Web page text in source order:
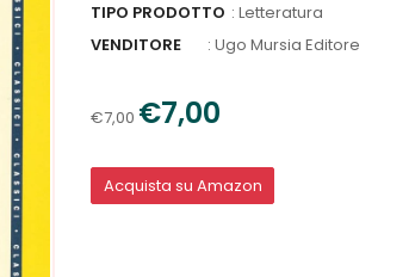
TIPO PRODOTTO : Letteratura
VENDITORE
: Ugo Mursia Editore
€7,00 €7,00
Acquista su Amazon